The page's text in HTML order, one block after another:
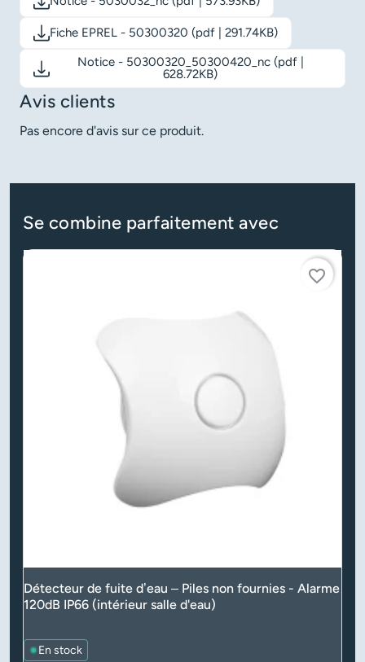
Télécharger le document: Notice - 5030032_nc
Fiche EPREL - 50300320 (pdf | 291.74KB)
Télécharger le document: Fiche EPREL - 50300320
Notice - 50300320_50300420_nc (pdf |
628.72KB)
Télécharger le document: Notice -
Avis clients
Pas encore d'avis sur ce produit.
Se combine parfaitement avec
favorite_border
Détecteur de fuite d’eau – Piles non fournies - Alarme
120dB IP66 (intérieur salle d'eau)
En stock